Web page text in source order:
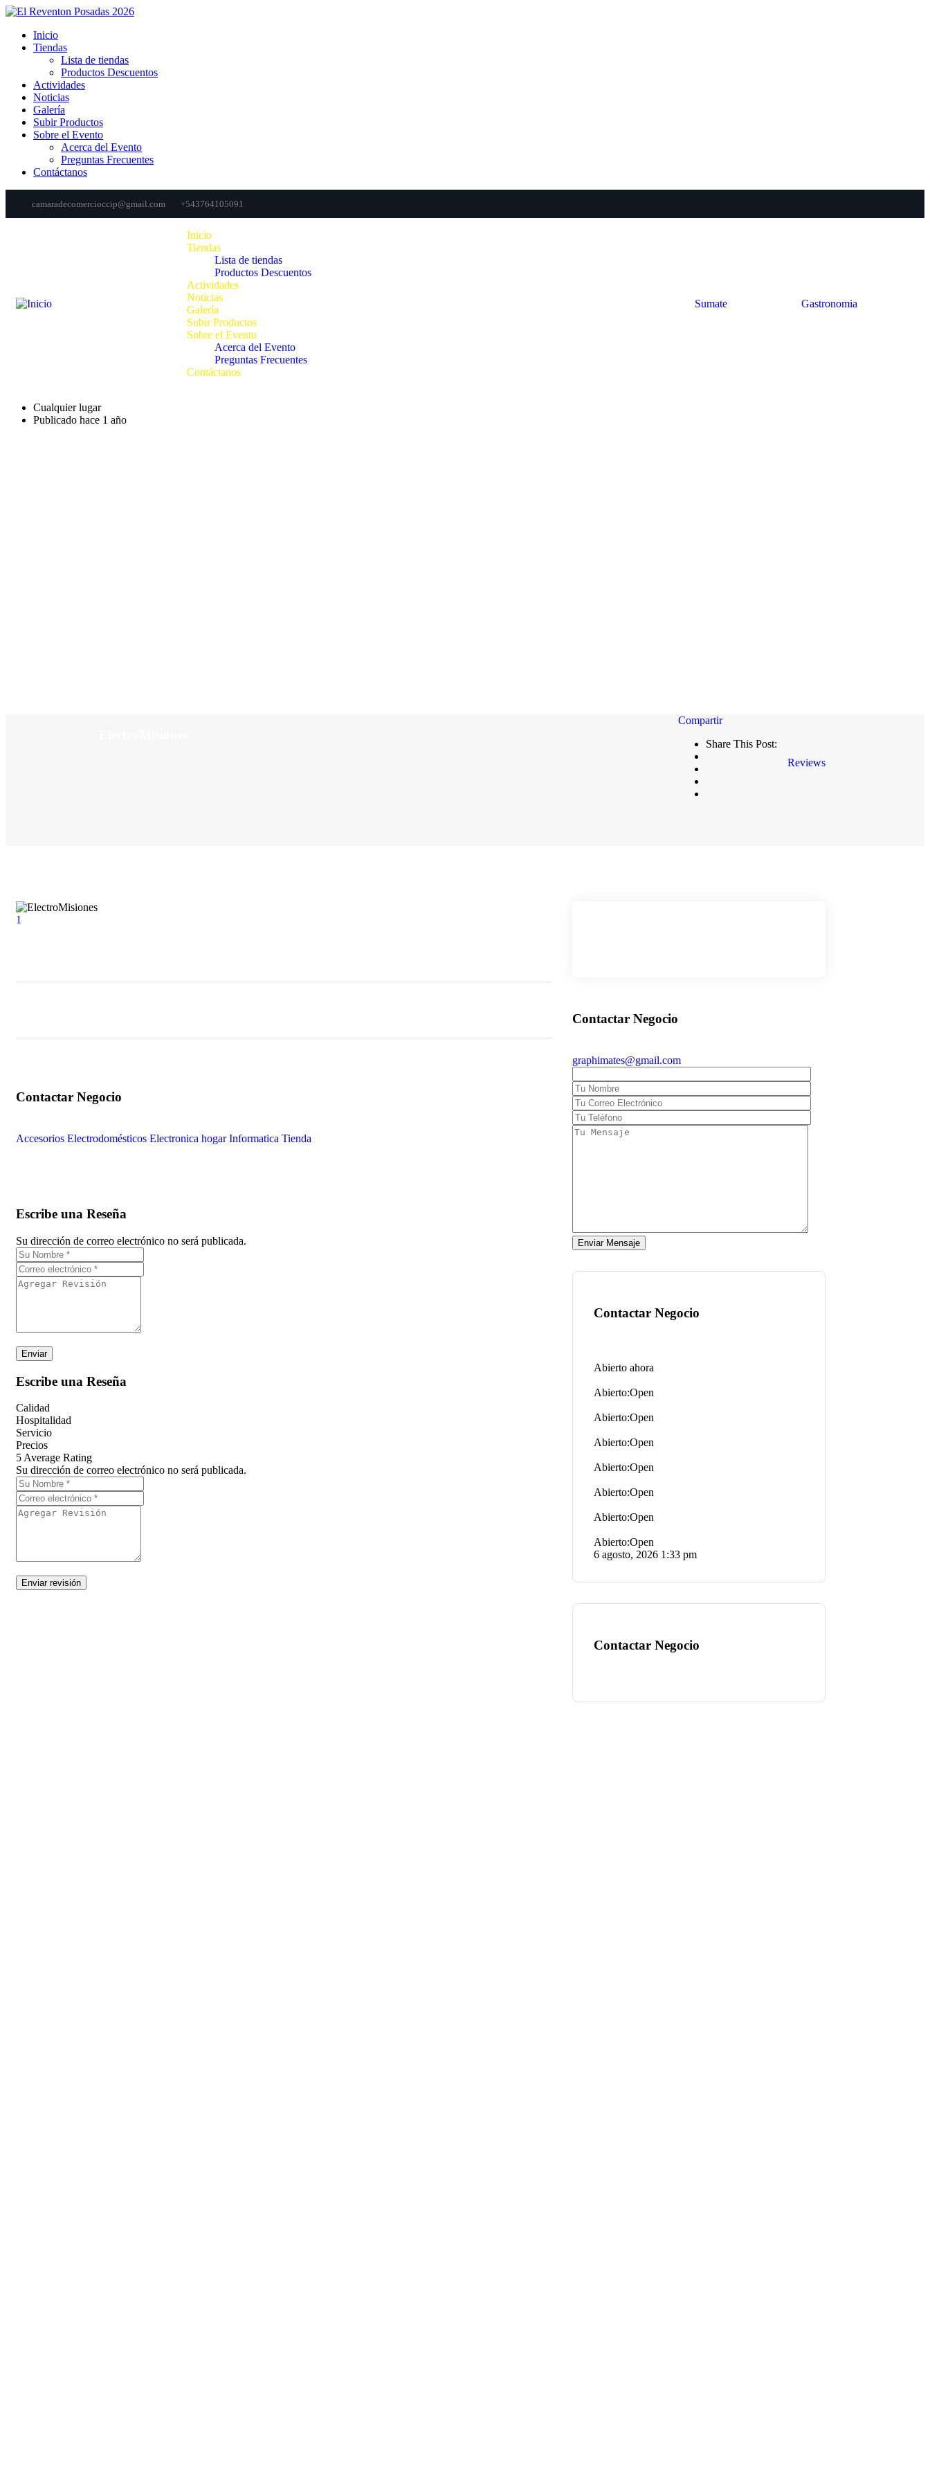
Inicio
Tiendas
Lista de tiendas
Productos Descuentos
Actividades
Noticias
Galería
Subir Productos
Sobre el Evento
Acerca del Evento
Preguntas Frecuentes
Contáctanos
camaradecomercioccip@gmail.com +543764105091
Inicio
Tiendas
Lista de tiendas
Productos Descuentos
Actividades
Noticias
Galería
Subir Productos
Sobre el Evento
Acerca del Evento
Preguntas Frecuentes
Contáctanos
Sumate Gastronomia
Cualquier lugar
Publicado hace 1 año
Share This Post:
Reviews
1
Accesorios Electrodomésticos Electronica hogar Informatica Tienda
Escribe una Reseña
Su dirección de correo electrónico no será publicada.
Escribe una Reseña
Calidad
Hospitalidad
Servicio
Precios
5 Average Rating
Su dirección de correo electrónico no será publicada.
graphimates@gmail.com
Open
Open
Open
Open
Open
Open
Open
6 agosto, 2026 1:33 pm